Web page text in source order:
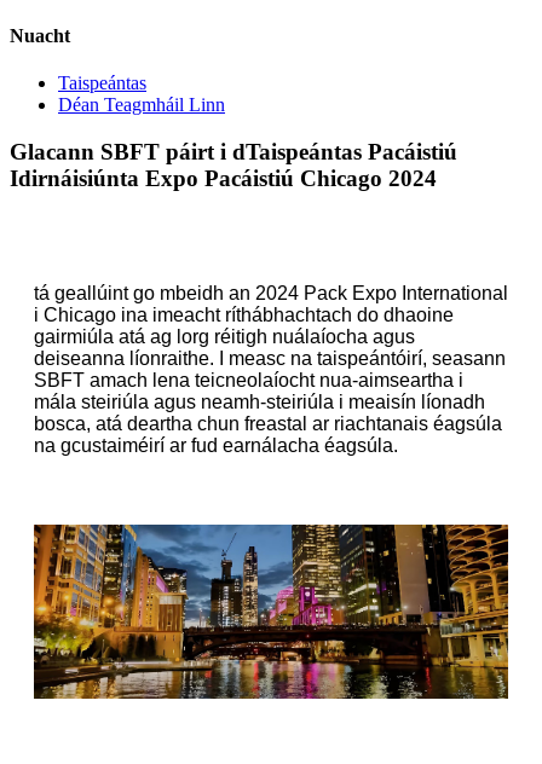
Nuacht
Taispeántas
Déan Teagmháil Linn
Glacann SBFT páirt i dTaispeántas Pacáistiú
Idirnáisiúnta Expo Pacáistiú Chicago 2024
tá geallúint go mbeidh an 2024 Pack Expo International
i Chicago ina imeacht ríthábhachtach do dhaoine
gairmiúla atá ag lorg réitigh nuálaíocha agus
deiseanna líonraithe. I measc na taispeántóirí, seasann
SBFT amach lena teicneolaíocht nua-aimseartha i
mála steiriúla agus neamh-steiriúla i meaisín líonadh
bosca, atá deartha chun freastal ar riachtanais éagsúla
na gcustaiméirí ar fud earnálacha éagsúla.